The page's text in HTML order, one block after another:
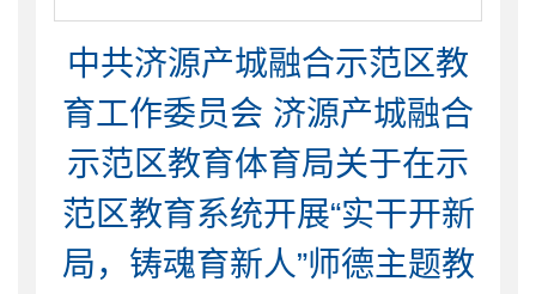
中共济源产城融合示范区教
育工作委员会 济源产城融合
示范区教育体育局关于在示
范区教育系统开展“实干开新
局，铸魂育新人”师德主题教